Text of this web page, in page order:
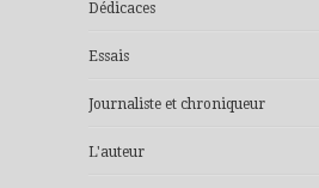
Dédicaces
Essais
Journaliste et chroniqueur
L'auteur